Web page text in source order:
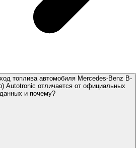
топлива автомобиля Mercedes-Benz B-
Autotronic отличается от официальных
данных и почему?